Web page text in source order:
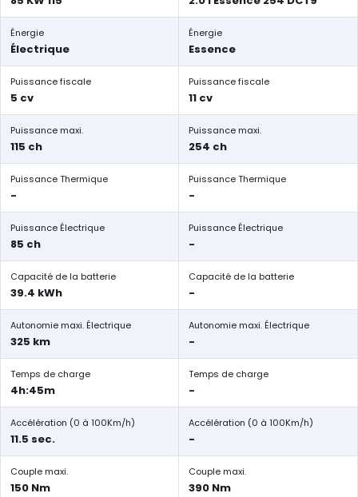
Énergie
Électrique
Énergie
Essence
Puissance fiscale
5 cv
Puissance fiscale
11 cv
Puissance maxi.
115 ch
Puissance maxi.
254 ch
Puissance Thermique
-
Puissance Thermique
-
Puissance Électrique
85 ch
Puissance Électrique
-
Capacité de la batterie
39.4 kWh
Capacité de la batterie
-
Autonomie maxi. Électrique
325 km
Autonomie maxi. Électrique
-
Temps de charge
4h:45m
Temps de charge
-
Accélération (0 à 100Km/h)
11.5 sec.
Accélération (0 à 100Km/h)
-
Couple maxi.
150 Nm
Couple maxi.
390 Nm